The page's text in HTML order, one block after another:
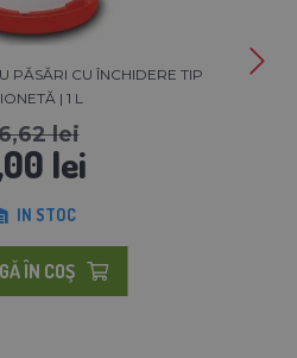
PĂSĂRI CU ÎNCHIDERE TIP
| 1 L
lei
lei
IN STOC
ÎN COŞ